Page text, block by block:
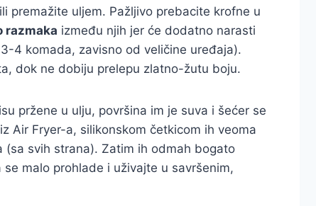
premažite uljem. Pažljivo prebacite krofne u
razmaka između njih jer će dodatno narasti
4 komada, zavisno od veličine uređaja).
dok ne dobiju prelepu zlatno-žutu boju.
pržene u ulju, površina im je suva i šećer se
Air Fryer-a, silikonskom četkicom ih veoma
svih strana). Zatim ih odmah bogato
malo prohlade i uživajte u savršenim,